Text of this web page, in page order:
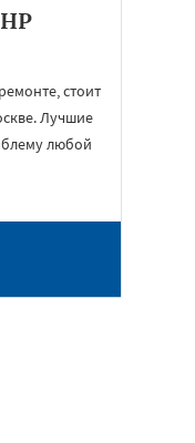
стоит
Лучшие
любой